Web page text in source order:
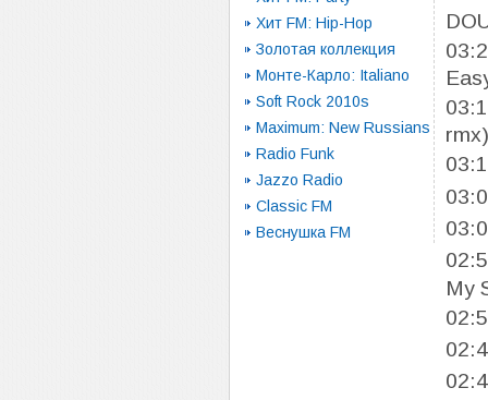
Хит FM: Hip-Hop
Золотая коллекция
Монте-Карло: Italiano
Soft Rock 2010s
Maximum: New Russians
Radio Funk
Jazzo Radio
Classic FM
Веснушка FM
rmx)
My